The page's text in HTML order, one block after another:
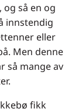
så en og
innstendig
eller
Men denne
så mange av
fikk